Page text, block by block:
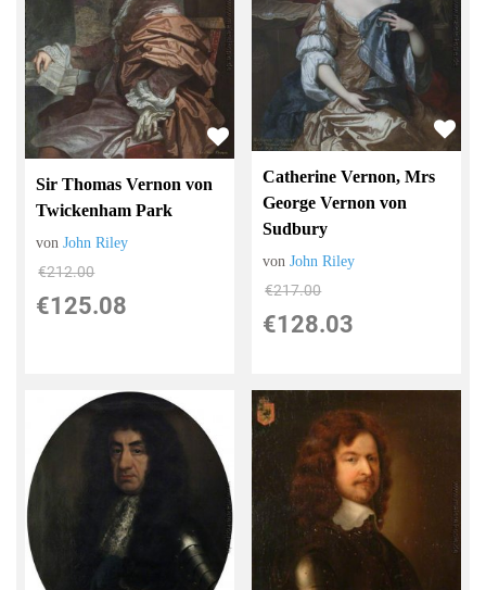
Sir Thomas Vernon von
Twickenham Park
vonJohn Riley
€212.00
€125.08
Catherine Vernon, Mrs
George Vernon von
Sudbury
vonJohn Riley
€217.00
€128.03